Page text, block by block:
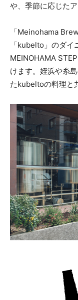
や、季節に応じた
「Meinohama
「kubelto」のダイ
MEINOHAMA
けます。姪浜や糸
たkubeltoの料理と